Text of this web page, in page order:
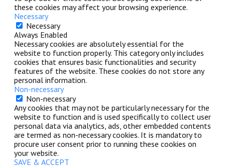
these cookies may affect your browsing experience.
Necessary
Necessary
Always Enabled
Necessary cookies are absolutely essential for the
website to function properly. This category only includes
cookies that ensures basic functionalities and security
features of the website. These cookies do not store any
personal information.
Non-necessary
Non-necessary
Any cookies that may not be particularly necessary for the
website to function and is used specifically to collect user
personal data via analytics, ads, other embedded contents
are termed as non-necessary cookies. It is mandatory to
procure user consent prior to running these cookies on
your website.
SAVE & ACCEPT